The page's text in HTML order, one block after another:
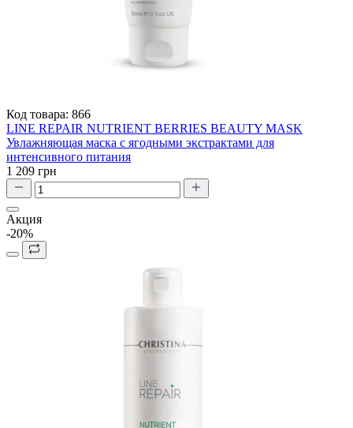
Код товара: 866
LINE REPAIR NUTRIENT BERRIES BEAUTY MASK
Увлажняющая маска с ягодными экстрактами для
интенсивного питания
1 209 грн
Акция
-20%